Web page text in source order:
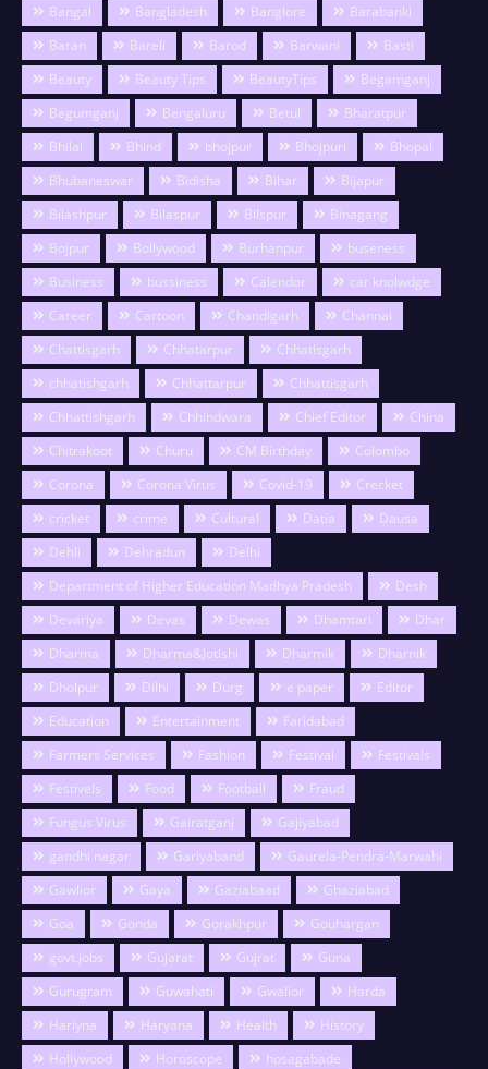
Bangal
Bangladesh Banglore
Barabanki
Baran
Bareli Barod Barwani
Basti
Beauty
Beauty Tips BeautyTips
Begamganj
Begumganj
Bengaluru Betul
Bharatpur
Bhilai
Bhind bhojpur Bhojpuri
Bhopal
Bhubaneswar
Bidisha Bihar
Bijapur
Bilashpur
Bilaspur Bilspur
Binagang
Bojpur
Bollywood Burhanpur
buseness
Business
bussiness Calendor
car knolwdge
Career
Cartoon Chandigarh
Channai
Chattisgarh
Chhatarpur
Chhatisgarh
chhatishgarh
Chhattarpur
Chhattisgarh
Chhattishgarh
Chhindwara Chief Editor
China
Chitrakoot
Churu CM Birthday
Colombo
Corona
Corona Virus Covid-19
Crecket
cricket
crime Cultural Datia
Dausa
Dehli
Dehradun
Delhi
Department of Higher Education Madhya Pradesh
Desh
Devariya
Devas Dewas Dhamtari
Dhar
Dharma
Dharma&Jotishi Dharmik
Dharnik
Dholpur
Dilhi Durg e paper
Editor
Education
Entertainment
Faridabad
Farmers Services
Fashion Festival
Festivals
Festivels
Food Football
Fraud
Fungus Virus
Gairatganj
Gajiyabad
gandhi nagar
Gariyaband
Gaurela-Pendra-Marwahi
Gawlior
Gaya Gaziabaad
Ghaziabad
Goa
Gonda Gorakhpur
Gouhargan
govt.jobs
Gujarat Gujrat
Guna
Gurugram
Guwahati Gwalior
Harda
Hariyna
Haryana Health
History
Hollywood
Horoscope
hosagabade